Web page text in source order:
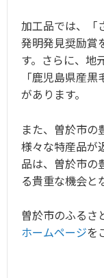
加工品では、「
発明発見奨励賞
す。さらに、地
「鹿児島県産
があります。
また、曽於市の
様々な特産品が
品は、曽於市の
る貴重な機会と
曽於市のふるさ
ホームページを